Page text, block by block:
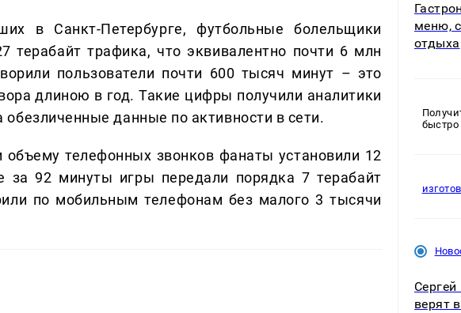
в Санкт-Петербурге, футбольные болельщики
терабайт трафика, что эквивалентно почти 6 млн
пользователи почти 600 тысяч минут – это
длиною в год. Такие цифры получили аналитики
данные по активности в сети.
объему телефонных звонков фанаты установили 12
за 92 минуты игры передали порядка 7 терабайт
по мобильным телефонам без малого 3 тысячи
меню,
отдыха
верят